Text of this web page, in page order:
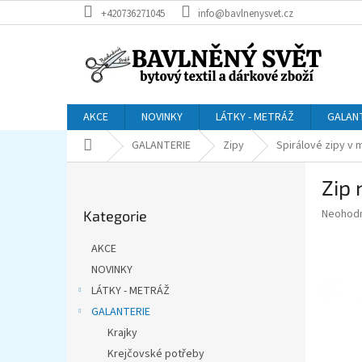
na
+420736271045 info@bavlnenysvet.cz
AKCE NOVINKY LÁTKY - METRÁŽ
Domů GALANTERIE Zipy Spirálové zipy v
kategorie
Kategorie
AKCE
NOVINKY
LÁTKY - METRÁŽ
GALANTERIE
Krajky
Krejčovské potřeby
Zip